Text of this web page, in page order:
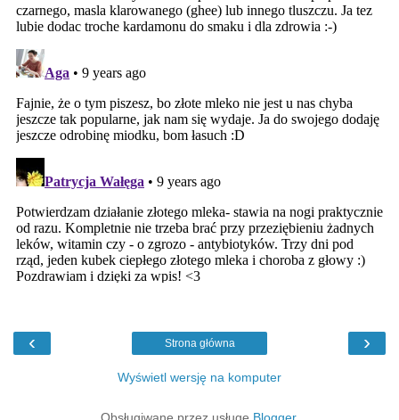
‹ ›
Strona główna
Wyświetl wersję na komputer
Obsługiwane przez usługę Blogger.